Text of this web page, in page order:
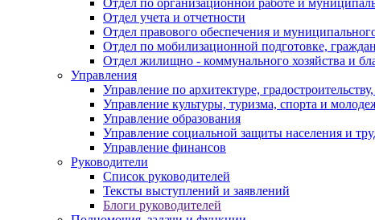
Отдел по организационной работе и
Отдел учета и отчетности
Отдел правового обеспечения и муниципального
Отдел по мобилизационной подготовке,
Отдел жилищно - коммунального хозяйства и
Управления
Управление по архитектуре,
Управление культуры, туризма, спорта и
Управление образования
Управление социальной защиты населения и
Управление финансов
Руководители
Список руководителей
Тексты выступлений и заявлений
Блоги руководителей